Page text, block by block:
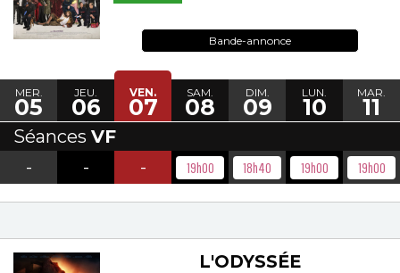
Bande-annonce
MER.
05
JEU.
06
VEN.
07
SAM.
08
DIM.
09
LUN.
10
MAR.
11
Séances VF
-
- - 19h00 18h40 19h00 19h00
L'ODYSSÉE